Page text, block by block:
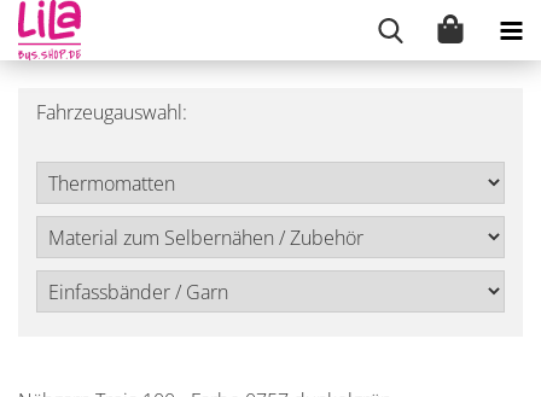
Fahrzeugauswahl: